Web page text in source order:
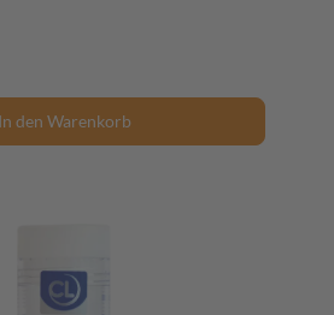
In den Warenkorb